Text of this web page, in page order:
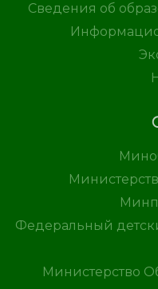
Сведения об
Федеральный
Министерство